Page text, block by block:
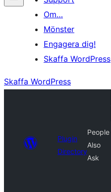
Om…
Mönster
Engagera dig!
Skaffa WordPress
Skaffa WordPress
Plugin
Directory
People
Also
Ask